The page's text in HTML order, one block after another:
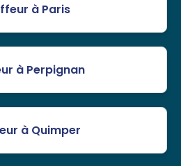
à Paris
à Perpignan
à Quimper